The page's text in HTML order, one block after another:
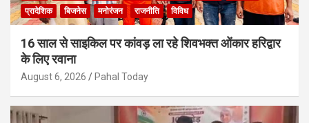
प्रादेशिक
बिजनेस मनोरंजन राजनीति विविध
16 साल से साइकिल पर कांवड़ ला रहे शिवभक्त ओंकार हरिद्वार
के लिए रवाना
August 6, 2026 Pahal Today